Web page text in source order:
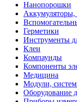
Нанопорошки
Аккумуляторы,
Герметики
Инструменты
Клеи
Компаунды
Компоненты
Медицина
Модули,
Оборудование